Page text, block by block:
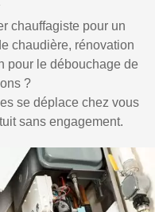
chauffagiste pour un
chaudière, rénovation
pour le débouchage de
?
se déplace chez vous
sans engagement.